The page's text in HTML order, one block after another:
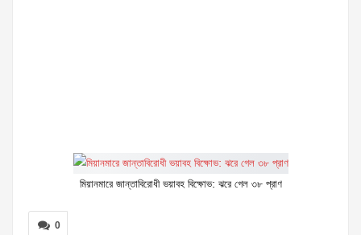
মিয়ানমারে জান্তাবিরোধী ভয়াবহ বিক্ষোভ: ঝরে গেল ৩৮ প্রাণ
0